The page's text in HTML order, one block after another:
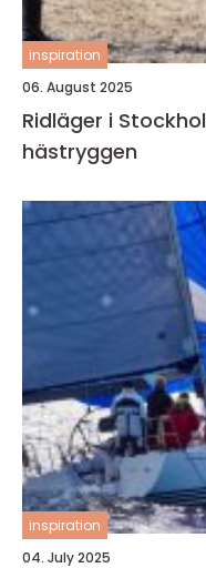
inspiration
06. August 2025
Ridläger i
hästryggen
inspiration
04. July 2025